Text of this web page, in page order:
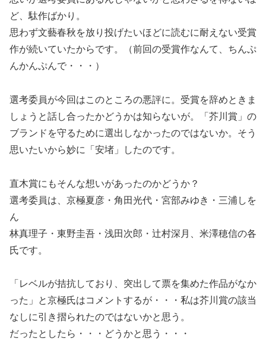
ど、駄作ばかり。
思わず文藝春秋を放り投げたいほどに読むに耐えない受賞
作が続いていたからです。（前回の受賞作なんて、ちんぷ
んかんぷんで・・・）
選考委員が今回はこのところの悪評に。受賞を辞めときま
しょうと話し合ったかどうかは知らないが。「芥川賞」の
ブランドを守るために選出しなかったのではないか。そう
思いたいから妙に「安堵」したのです。
直木賞にもそんな想いがあったのかどうか？
選考委員は、京極夏彦・角田光代・宮部みゆき・三浦しを
ん
林真理子・東野圭吾・浅田次郎・辻村深月、米澤穂信の各
氏です。
「レベルが拮抗しており、突出して票を集めた作品がなか
った」と京極氏はコメントするが・・・私は芥川賞の該当
なしに引き摺られたのではないかと思う。
だったとしたら・・・どうかと思う・・・